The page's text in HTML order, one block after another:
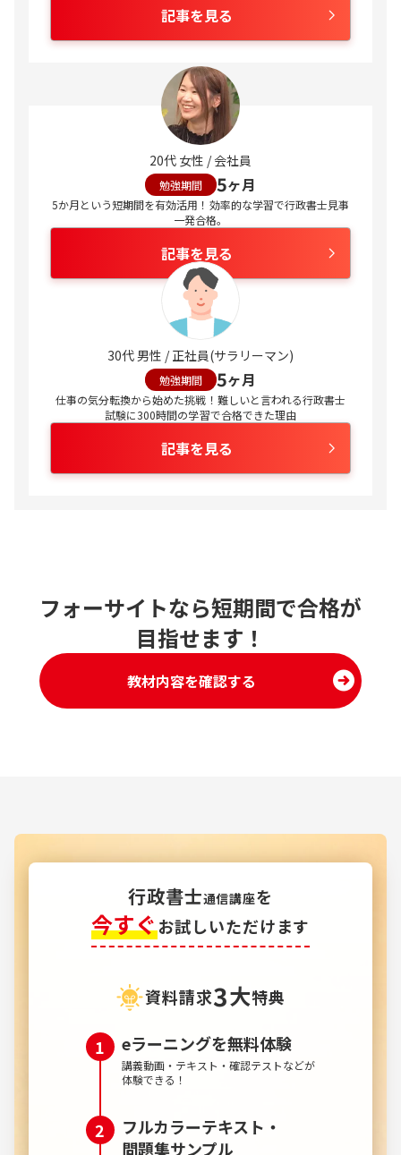
記事を見る
20代 女性 / 会社員
勉強期間 5ヶ月
5か月という短期間を有効活用！効率的な学習で行政書士見事
一発合格。
記事を見る
30代 男性 / 正社員(サラリーマン)
勉強期間 5ヶ月
仕事の気分転換から始めた挑戦！難しいと言われる行政書士
試験に300時間の学習で合格できた理由
記事を見る
フォーサイトなら短期間で合格が
目指せます！
教材内容を確認する
行政書士通信講座を
今すぐお試しいただけます
資料請求3大特典
eラーニングを無料体験
講義動画・テキスト・確認テストなどが
体験できる！
フルカラーテキスト・
問題集サンプル